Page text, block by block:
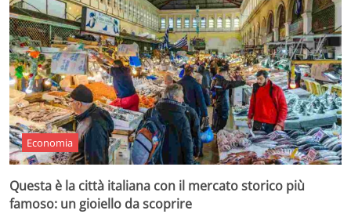
Economia
Questa è la città italiana con il mercato storico più
famoso: un gioiello da scoprire